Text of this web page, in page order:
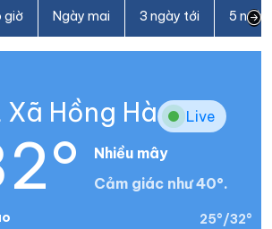
giờ Ngày mai 3 ngày tới 5
Hồng Hà Live
Nhiều mây
Cảm giác như 40°.
25°/32°